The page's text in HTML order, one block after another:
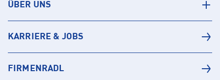
ÜBER UNS
KARRIERE & JOBS
FIRMENRADL